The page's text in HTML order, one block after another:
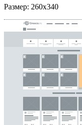
Размер: 260x340